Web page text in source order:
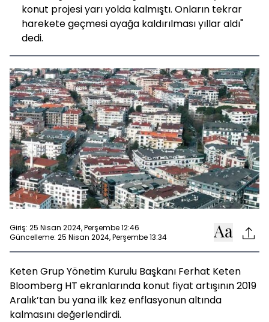
konut projesi yarı yolda kalmıştı. Onların tekrar
harekete geçmesi ayağa kaldırılması yıllar aldı"
dedi.
Giriş: 25 Nisan 2024, Perşembe 12:46
Güncelleme: 25 Nisan 2024, Perşembe 13:34
Keten Grup Yönetim Kurulu Başkanı Ferhat Keten
Bloomberg HT ekranlarında konut fiyat artışının 2019
Aralık’tan bu yana ilk kez enflasyonun altında
kalmasını değerlendirdi.